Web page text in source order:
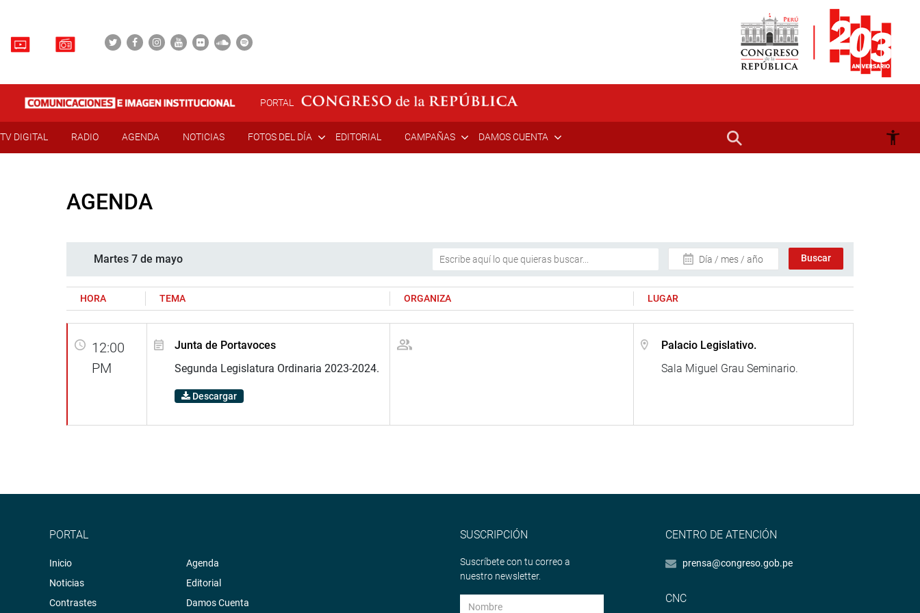
PORTAL
TV DIGITAL RADIO AGENDA NOTICIAS FOTOS DEL DÍA EDITORIAL CAMPAÑAS DAMOS CUENTA
AGENDA
Martes 7 de mayo Día / mes / año
HORA TEMA ORGANIZA LUGAR
12:00
PM
Junta de Portavoces
Segunda Legislatura Ordinaria 2023-2024.
Descargar
Palacio Legislativo.
Sala Miguel Grau Seminario.
PORTAL
Inicio
Noticias
Contrastes
Agenda
Editorial
Damos Cuenta
SUSCRIPCIÓN
Suscríbete con tu correo a
nuestro newsletter.
CENTRO DE ATENCIÓN
prensa@congreso.gob.pe
CNC